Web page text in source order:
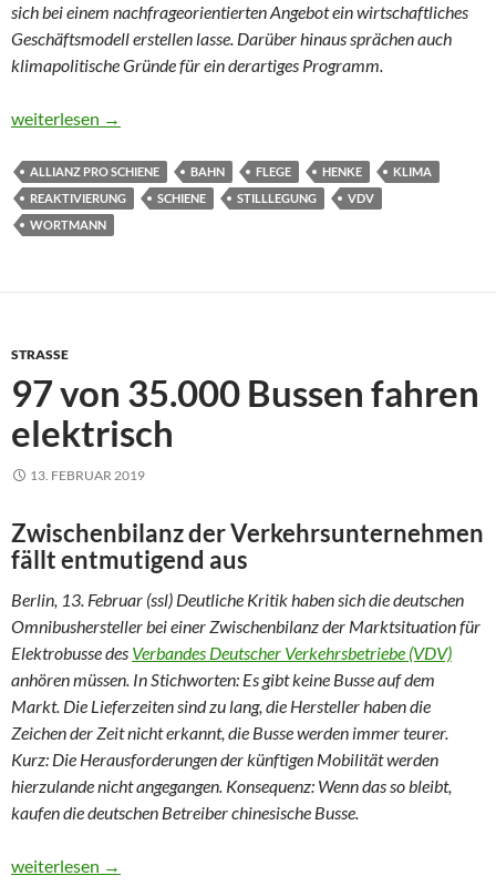
sich bei einem nachfrageorientierten Angebot ein wirtschaftliches
Geschäftsmodell erstellen lasse. Darüber hinaus sprächen auch
klimapolitische Gründe für ein derartiges Programm.
Verbände fordern Comeback alter Gleise
weiterlesen →
ALLIANZ PRO SCHIENE BAHN FLEGE HENKE
KLIMA
REAKTIVIERUNG
SCHIENE STILLLEGUNG
VDV
WORTMANN
STRASSE
97 von 35.000 Bussen fahren
elektrisch
13. FEBRUAR 2019
Zwischenbilanz der Verkehrsunternehmen
fällt entmutigend aus
Berlin, 13. Februar (ssl) Deutliche Kritik haben sich die deutschen
Omnibushersteller bei einer Zwischenbilanz der Marktsituation für
Elektrobusse des Verbandes Deutscher Verkehrsbetriebe (VDV)
anhören müssen. In Stichworten: Es gibt keine Busse auf dem
Markt. Die Lieferzeiten sind zu lang, die Hersteller haben die
Zeichen der Zeit nicht erkannt, die Busse werden immer teurer.
Kurz: Die Herausforderungen der künftigen Mobilität werden
hierzulande nicht angegangen. Konsequenz: Wenn das so bleibt,
kaufen die deutschen Betreiber chinesische Busse.
97 von 35.000 Bussen fahren elektrisch
weiterlesen →